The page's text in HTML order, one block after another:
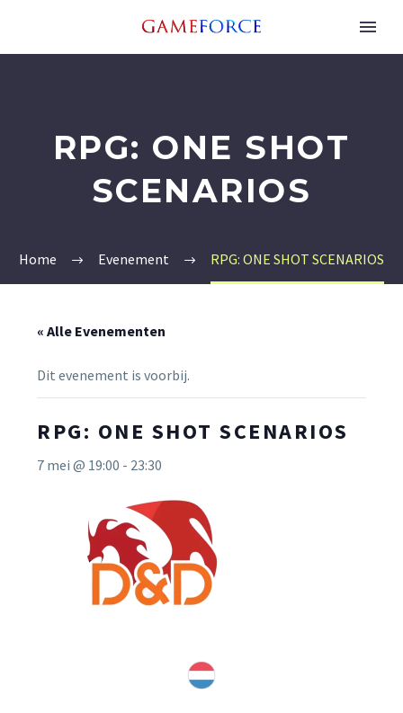
RPG: ONE SHOT
SCENARIOS
Home Evenement RPG: ONE SHOT SCENARIOS
« Alle Evenementen
Dit evenement is voorbij.
RPG: ONE SHOT SCENARIOS
7 mei @ 19:00 - 23:30